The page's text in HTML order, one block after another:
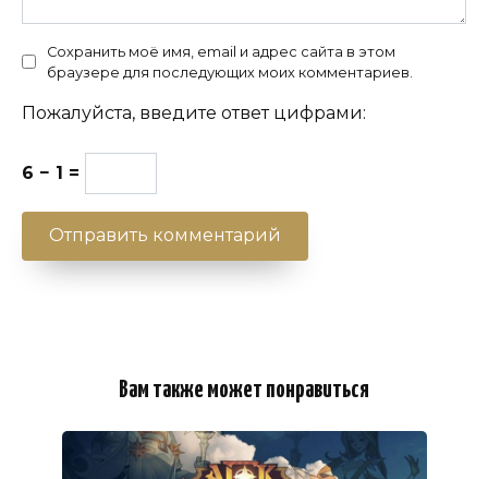
Сохранить моё имя, email и адрес сайта в этом
браузере для последующих моих комментариев.
Пожалуйста, введите ответ цифрами:
6 − 1 =
Вам также может понравиться